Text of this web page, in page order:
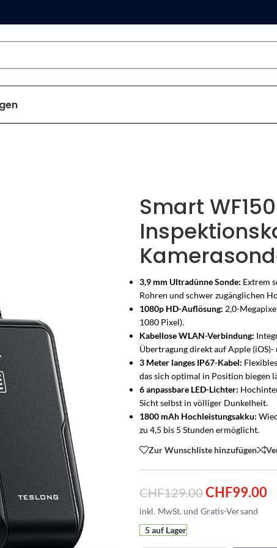
& ZUBEHÖR
abgestimmt
die Uhr
HIKVISION-PARTNER
Ihr Kamerasystem – sauber
geplant
Sagen Sie uns, was Sie überwachen
RATGEBER & LÖSUNGEN
Türsprechanlagen – Übersicht
Alles rund um die Türsprechanlage
Bestehende Klingel nachrüsten
bestehende Leitung weiternutzen
KOMPLETTLÖSUNG
Wer klingelt?
sofort.
Video-Türsprechanlage
SETS
ganze Zuhause
startklar
Bewegungsmelder
erkennt Eindringlinge sofort
Tür- & Fensterkontakte
Alarm beim Öffnen
PRIVAT & WOHNEN
Privatpersonen
Zuhause, Familie & Eigentum
Immobilien & Verwaltung
Mehrfamilienhaus & Türsprechanlagen
Gewerbe & Industrie
KMU, Retail, Lager &
Gastronomie & Hotellerie
Restaurant, Bar & Hotel
Smart
3,9 mm Ultradünne Sonde: Extrem
Rohren und schwer zugänglichen
1080p HD-Auflösung: 2,0-
1080 Pixel).
Kabellose WLAN-Verbindung:
Übertragung direkt auf Apple
3 Meter langes IP67-Kabel:
das sich optimal in Position biegen
6 anpassbare LED-Lichter:
Sicht selbst in völliger Dunkelheit.
1800 mAh Hochleistungsakku:
zu 4,5 bis 5 Stunden ermöglicht.
Zur Wunschliste hinzufügen
CHF129.00CHF99.00
5 auf Lager